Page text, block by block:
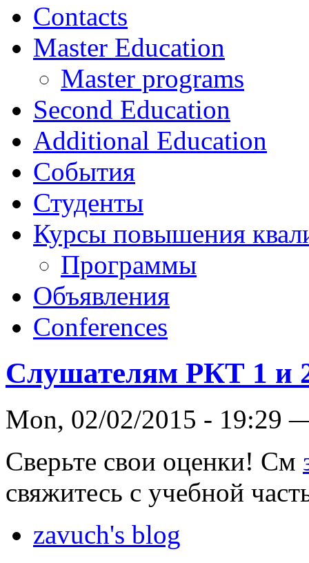
Contacts
Master Education
Master programs
Second Education
Additional Education
События
Студенты
Курсы повышения
Программы
Объявления
Conferences
Слушателям РКТ 1 и
Mon, 02/02/2015 - 19:29
Сверьте свои оценки! См
свяжитесь с учебной
zavuch's blog